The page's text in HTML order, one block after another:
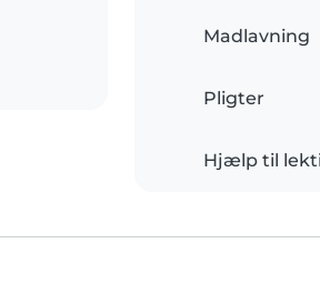
Madlavning
Pligter
Hjælp til